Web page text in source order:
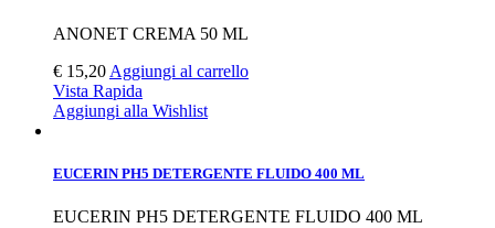
ANONET CREMA 50 ML
€ 15,20 Aggiungi al carrello
Vista Rapida
Aggiungi alla Wishlist
EUCERIN PH5 DETERGENTE FLUIDO 400 ML
EUCERIN PH5 DETERGENTE FLUIDO 400 ML